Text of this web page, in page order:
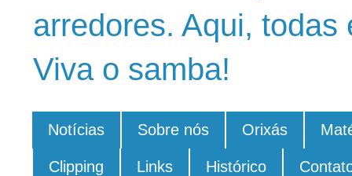
arredores. Aqui,
Viva o samba!
Notícias Sobre nós Orixás
Clipping Links Histórico